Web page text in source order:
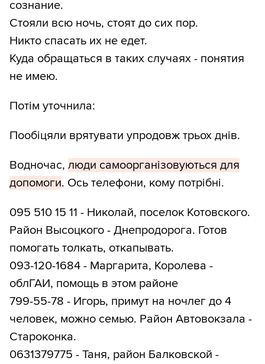
сознание.
Стояли всю ночь, стоят до сих пор.
Никто спасать их не едет.
Куда обращаться в таких случаях - понятия
не имею.
Потім уточнила:
Пообіцяли врятувати упродовж трьох днів.
Водночас, люди самоорганізовуються для
допомоги. Ось телефони, кому потрібні.
095 510 15 11 - Николай, поселок Котовского.
Район Высоцкого - Днепродорога. Готов
помогать толкать, откапывать.
093-120-1684 - Маргарита, Королева -
облГАИ, помощь в этом районе
799-55-78 - Игорь, примут на ночлег до 4
человек, можно семью. Район Автовокзала -
Староконка.
0631379775 - Таня, район Балковской -